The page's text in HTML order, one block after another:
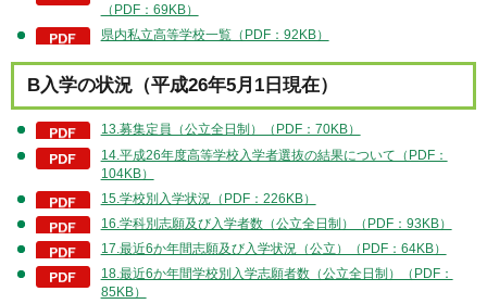
（PDF：69KB）
県内私立高等学校一覧（PDF：92KB）
B入学の状況（平成26年5月1日現在）
13.募集定員（公立全日制）（PDF：70KB）
14.平成26年度高等学校入学者選抜の結果について（PDF：
104KB）
15.学校別入学状況（PDF：226KB）
16.学科別志願及び入学者数（公立全日制）（PDF：93KB）
17.最近6か年間志願及び入学状況（公立）（PDF：64KB）
18.最近6か年間学校別入学志願者数（公立全日制）（PDF：
85KB）